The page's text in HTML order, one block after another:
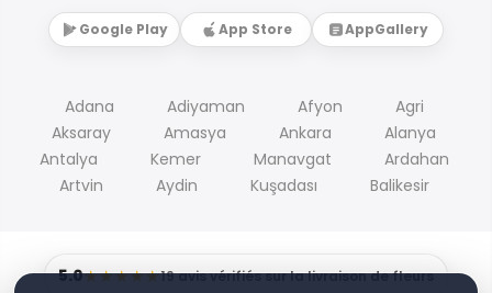
Google Play App Store AppGallery
Adana Adiyaman Afyon
Agri
Aksaray
Amasya Ankara
Alanya
Antalya
Kemer Manavgat
Ardahan
Artvin
Aydin Kuşadası Balikesir
5.0★★★★★19 avis vérifiés sur la livraison de fleurs